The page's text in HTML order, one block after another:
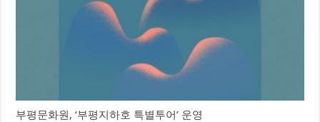
부평문화원, ‘부평지하호 특별투어’ 운영